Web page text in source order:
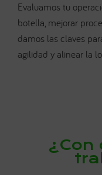
Evaluamos tu
botella, mejorar
damos las claves
agilidad y alinear la
¿Con